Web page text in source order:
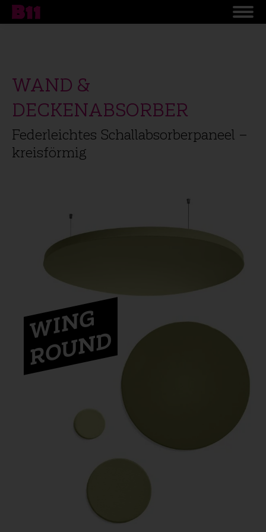
WAND &
DECKENABSORBER
Federleichtes Schallabsorberpaneel –
kreisförmig